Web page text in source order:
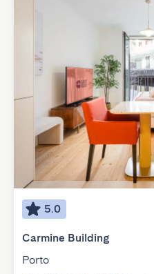
5.0
Carmine Building
Porto